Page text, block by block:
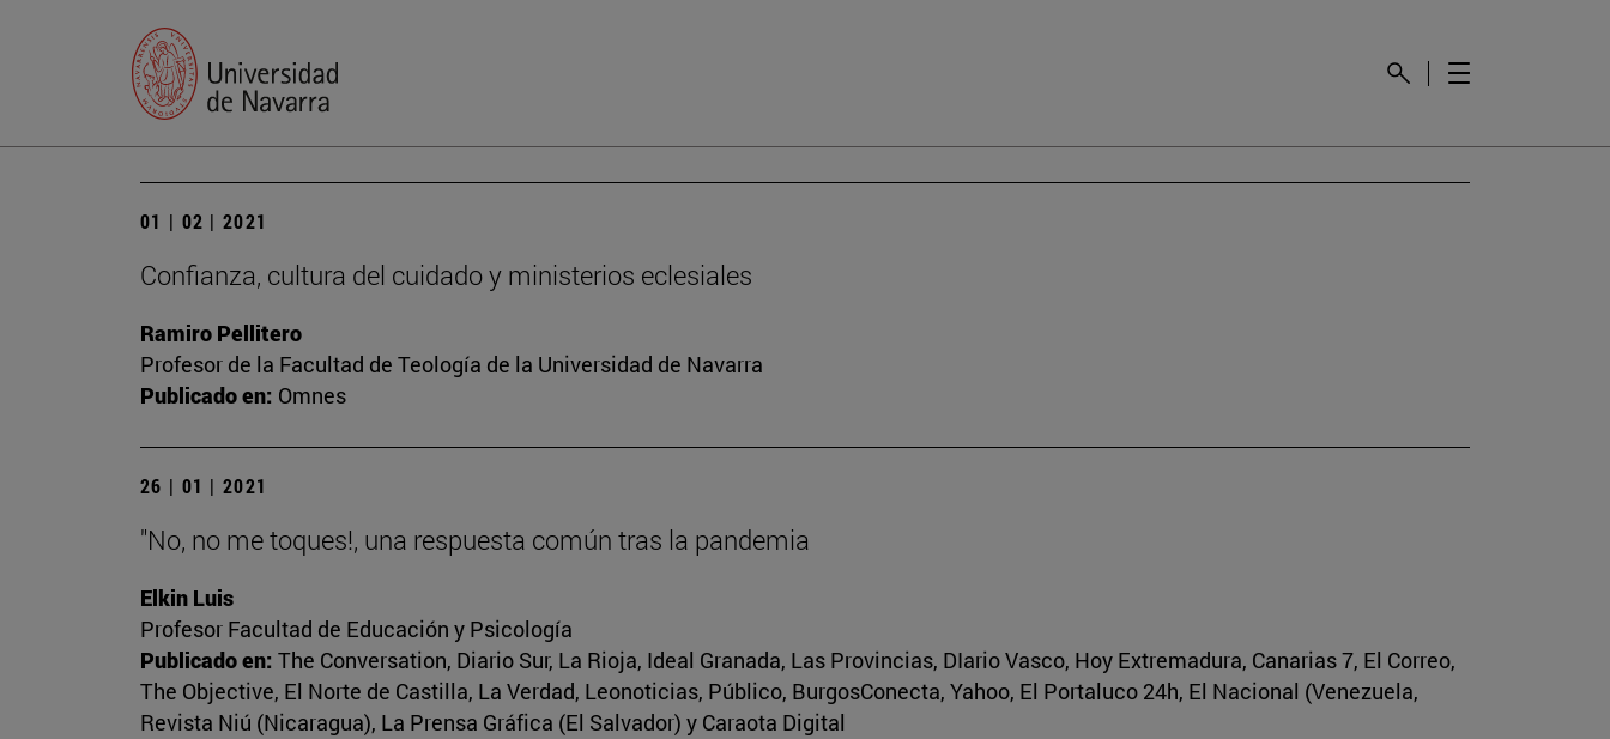
01 | 02 | 2021
Confianza, cultura del cuidado y ministerios eclesiales
Ramiro Pellitero
Profesor de la Facultad de Teología de la Universidad de Navarra
Publicado en: Omnes
26 | 01 | 2021
"No, no me toques!, una respuesta común tras la pandemia
Elkin Luis
Profesor Facultad de Educación y Psicología
Publicado en: The Conversation, Diario Sur, La Rioja, Ideal Granada, Las Provincias, DIario Vasco, Hoy Extremadura, Canarias 7, El Correo,
The Objective, El Norte de Castilla, La Verdad, Leonoticias, Público, BurgosConecta, Yahoo, El Portaluco 24h, El Nacional (Venezuela,
Revista Niú (Nicaragua), La Prensa Gráfica (El Salvador) y Caraota Digital